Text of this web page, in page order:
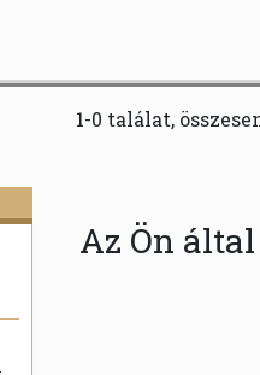
1-0 találat,
Az Ön